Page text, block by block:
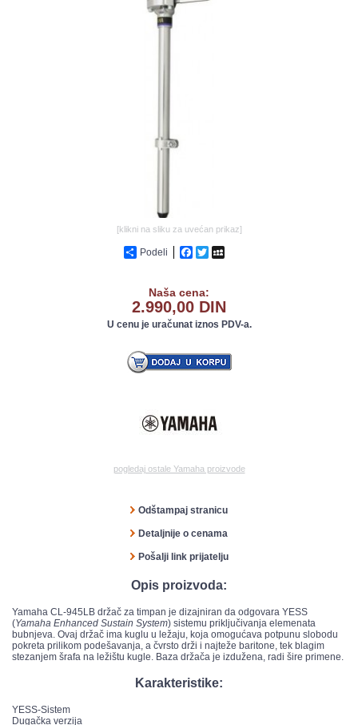
GALERIJA
[klikni na sliku za uvećan prikaz]
Podeli Facebook
Twitter
Naša cena:
2.990,00 DIN
U cenu je uračunat iznos PDV-a.
pogledaj ostale Yamaha proizvode
Odštampaj stranicu
Detaljnije o cenama
Pošalji link prijatelju
Opis proizvoda:
Yamaha CL-945LB držač za timpan je dizajniran da odgovara YESS
(Yamaha Enhanced Sustain System) sistemu priključivanja elemenata
bubnjeva. Ovaj držač ima kuglu u ležaju, koja omogućava potpunu slobodu
pokreta prilikom podešavanja, a čvrsto drži i najteže baritone, tek blagim
stezanjem šrafa na ležištu kugle. Baza držača je izdužena, radi šire primene.
Karakteristike:
YESS-Sistem
Dugačka verzija